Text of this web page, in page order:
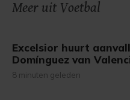
onze cookiepagina kun je
Meer uit Voetbal
Excelsior huurt
Domínguez van
8 minuten geleden